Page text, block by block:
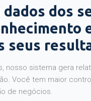
dos
seus
nosso sistema gera
Você tem maior
de negócios.